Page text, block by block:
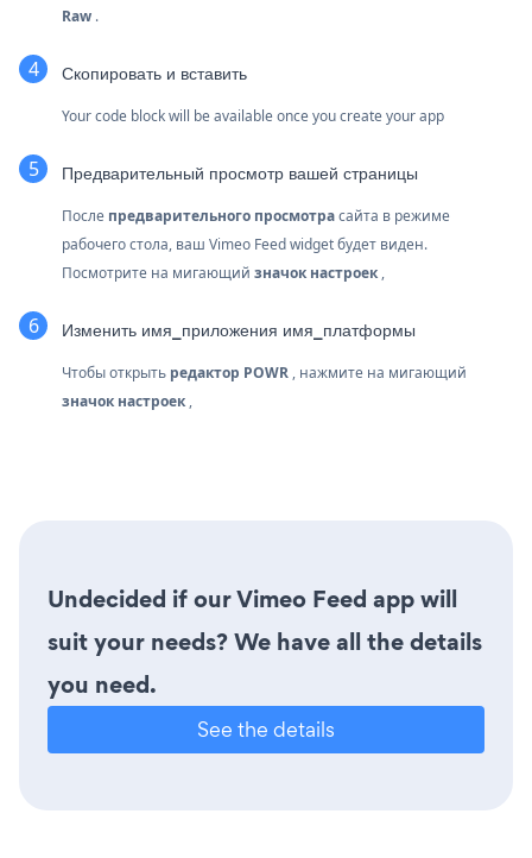
Raw .
Скопировать и вставить
Your code block will be available once you create your app
Предварительный просмотр вашей страницы
После предварительного просмотрасайта в режиме
рабочего стола, ваш Vimeo Feed widget будет виден.
Посмотрите на мигающий значок настроек ,
Изменить имя_приложения имя_платформы
Чтобы открыть редактор POWR , нажмите на мигающий
значок настроек ,
Undecided if our Vimeo Feed app will
suit your needs? We have all the details
you need.
See the details